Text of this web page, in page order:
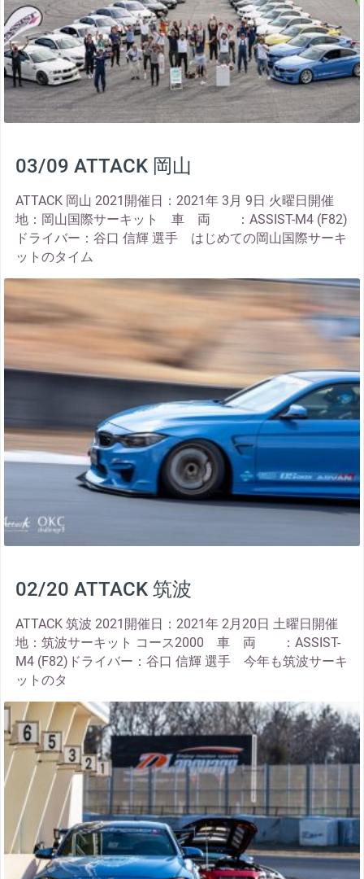
03/09 ATTACK 岡山
ATTACK 岡山 2021開催日：2021年 3月 9日 火曜日開催
地：岡山国際サーキット 車 両 ：ASSIST-M4 (F82)
ドライバー：谷口 信輝 選手 はじめての岡山国際サーキ
ットのタイム
02/20 ATTACK 筑波
ATTACK 筑波 2021開催日：2021年 2月20日 土曜日開催
地：筑波サーキット コース2000 車 両 ：ASSIST-
M4 (F82)ドライバー：谷口 信輝 選手 今年も筑波サーキ
ットのタ
thumbnail